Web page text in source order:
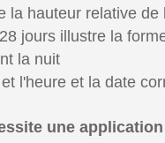
la hauteur relative
jours illustre la
la nuit
l'heure et la date
une